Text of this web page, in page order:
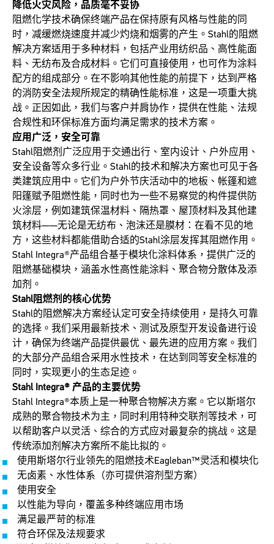
降低火灾风险，品质毫不妥协
阻燃化学技术确保终端产品在保持原有风格与性能的同
时，减缓燃烧速度并减少灼烧和烟雾的产生。Stahl的阻燃
解决方案适用于多种材料，包括产业用纺织品、高性能面
料、无纺布及合成材料。它们可直接使用，也可作为涂料
配方的组成部分。在不影响其他性能的前提下，达到严格
的消防安全法规所规定的精确性能标准，这是一项重大挑
战。正因如此，我们与客户并肩协作，提供在性能、法规
合规性和环保标准方面均满足需求的技术方案。
应用广泛，安全可靠
Stahl阻燃剂广泛应用于交通出行、室内设计、户外应用、
安全设备等众多行业。Stahl的技术和解决方案也可见于各
类建筑应用中。它们为户外节庆活动中的地板、帐篷和遮
阳篷赋予阻燃性能，同时也为一些不易察觉的构件提供防
火涂层，例如建筑保温材料、隔热罩、屋顶材料及其他建
筑材料——无论是无纺布、泡沫还是膜材：在看不见的地
方，这些材料都能借助合适的Stahl涂层发挥其阻燃作用。
Stahl Integra®产品组合基于模块化涂料体系，提供广泛的
阻燃基础模块，涵盖水性高性能涂料、聚合物分散体及添
加剂。
Stahl阻燃剂的核心优势
Stahl的阻燃解决方案经认定可安全持续使用，是持久可靠
的选择。我们采用最新技术、测试及原型开发设备进行设
计，确保为终端产品提供最优、最先进的应用方案。我们
的大部分产品组合采用水性技术，在达到同等安全标准的
同时，实现更小的生态足迹。
Stahl Integra® 产品的主要优势
Stahl Integra®本质上是一种聚合物解决方案。它以斯塔尔
成熟的聚合物技术为主，同时利用特种交联剂等技术，可
以帮助客户以灵活、综合的方式应对最复杂的挑战。这是
传统添加剂解决方案所不能比拟的。
使用斯塔尔行业领先的阻燃技术Eagleban™灵活和模块化
无卤素、水性体系（亦可提供溶剂型方案）
使用安全
以性能为导向，覆盖多种终端应用市场
满足最严苛的标准
符合环保及法规要求